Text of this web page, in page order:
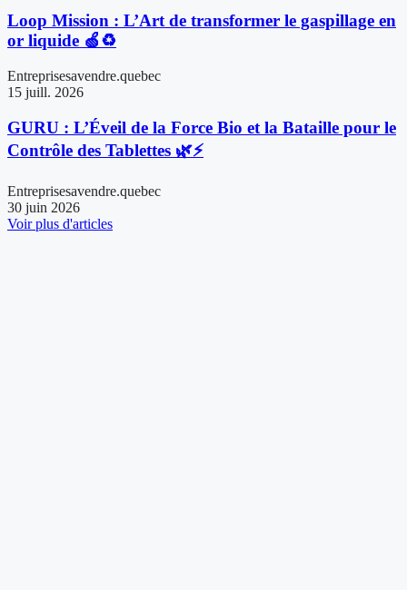
Loop Mission : L’Art de transformer le gaspillage en
or liquide 🍏♻️
Entreprisesavendre.quebec
15 juill. 2026
GURU : L’Éveil de la Force Bio et la Bataille pour le
Contrôle des Tablettes 🌿⚡
Entreprisesavendre.quebec
30 juin 2026
Voir plus d'articles